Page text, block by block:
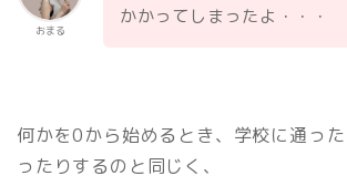
おまる
かかってしまったよ・・・
何かを0から始めるとき、学校に通っ
ったりするのと同じく、